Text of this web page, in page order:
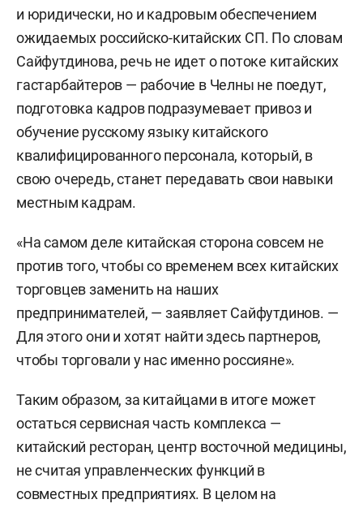
и юридически, но и кадровым обеспечением
ожидаемых российско-китайских СП. По словам
Сайфутдинова, речь не идет о потоке китайских
гастарбайтеров — рабочие в Челны не поедут,
подготовка кадров подразумевает привоз и
обучение русскому языку китайского
квалифицированного персонала, который, в
свою очередь, станет передавать свои навыки
местным кадрам.
«На самом деле китайская сторона совсем не
против того, чтобы со временем всех китайских
торговцев заменить на наших
предпринимателей, — заявляет Сайфутдинов. —
Для этого они и хотят найти здесь партнеров,
чтобы торговали у нас именно россияне».
Таким образом, за китайцами в итоге может
остаться сервисная часть комплекса —
китайский ресторан, центр восточной медицины,
не считая управленческих функций в
совместных предприятиях. В целом на